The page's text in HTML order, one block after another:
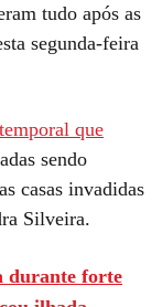
tudo após as
segunda-feira
que
sendo
casas invadidas
Silveira.
durante forte